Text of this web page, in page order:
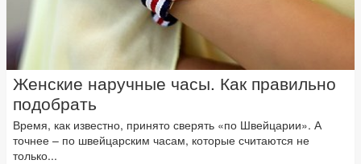
Женские наручные часы. Как правильно
подобрать
Время, как известно, принято сверять «по Швейцарии». А
точнее – по швейцарским часам, которые считаются не
только...